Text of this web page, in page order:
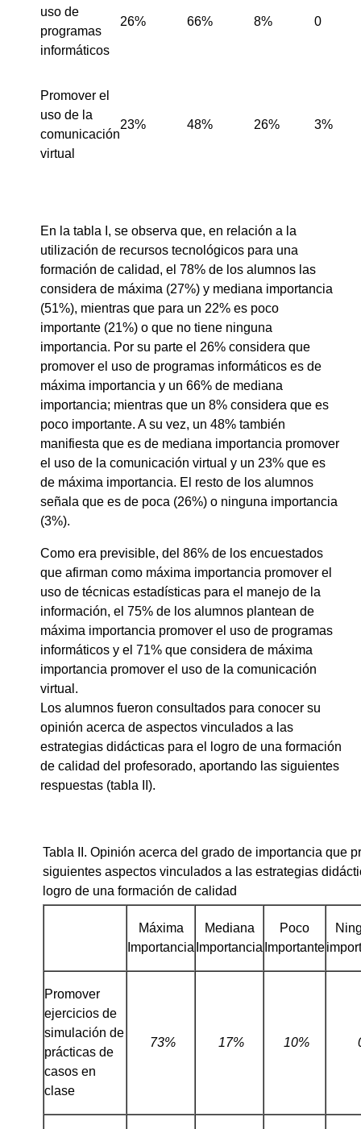
uso de
programas
informáticos
26% 66% 8% 0
Promover el
uso de la
comunicación
virtual
23% 48% 26% 3%
En la tabla I, se observa que, en relación a la
utilización de recursos tecnológicos para una
formación de calidad, el 78% de los alumnos las
considera de máxima (27%) y mediana importancia
(51%), mientras que para un 22% es poco
importante (21%) o que no tiene ninguna
importancia. Por su parte el 26% considera que
promover el uso de programas informáticos es de
máxima importancia y un 66% de mediana
importancia; mientras que un 8% considera que es
poco importante. A su vez, un 48% también
manifiesta que es de mediana importancia promover
el uso de la comunicación virtual y un 23% que es
de máxima importancia. El resto de los alumnos
señala que es de poca (26%) o ninguna importancia
(3%).
Como era previsible, del 86% de los encuestados
que afirman como máxima importancia promover el
uso de técnicas estadísticas para el manejo de la
información, el 75% de los alumnos plantean de
máxima importancia promover el uso de programas
informáticos y el 71% que considera de máxima
importancia promover el uso de la comunicación
virtual.
Los alumnos fueron consultados para conocer su
opinión acerca de aspectos vinculados a las
estrategias didácticas para el logro de una formación
de calidad del profesorado, aportando las siguientes
respuestas (tabla II).
Tabla II. Opinión acerca del grado de importancia que
siguientes aspectos vinculados a las estrategias
logro de una formación de calidad
Máxima
Importancia
Mediana
Importancia
Poco
Importante
Promover
ejercicios de
simulación de
prácticas de
casos en
clase
73% 17% 10%